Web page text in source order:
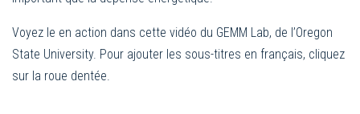
Voyez le en action dans cette vidéo du GEMM Lab, de l’Oregon
State University. Pour ajouter les sous-titres en français, cliquez
sur la roue dentée.